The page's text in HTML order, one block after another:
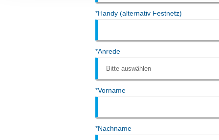
Ihre etwaige Einwilligung
der von Ihnen